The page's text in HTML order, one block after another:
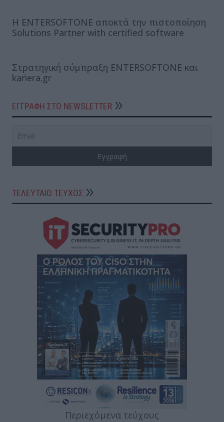
Η ENTERSOFTONE αποκτά την πιστοποίηση
Solutions Partner with certified software
Στρατηγική σύμπραξη ENTERSOFTONE και
kariera.gr
ΕΓΓΡΑΦΗ ΣΤΟ NEWSLETTER
ΤΕΛΕΥΤΑΙΟ ΤΕΥΧΟΣ
Περιεχόμενα τεύχους